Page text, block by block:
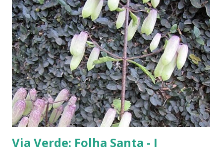
'compridinha' - que nessas alturas já estava do tamanho da
jabuticabeira. Foi aí que soubemos que tínhamos um pé de angico.
Eles nos disseram que de onde tinham plantado as mudas havia muito
angiqueiro. Alguma sementinha viajou junto. Pensamos mudá-lo para
outro lugar. Mas ele foi ficando. Quanto mais crescia, mais difícil seria
deslocá-lo. Hoje ele continua lá, coladinho ao pé de jabuticaba,
fazendo sombra para ...
Via Verde: Folha Santa - I